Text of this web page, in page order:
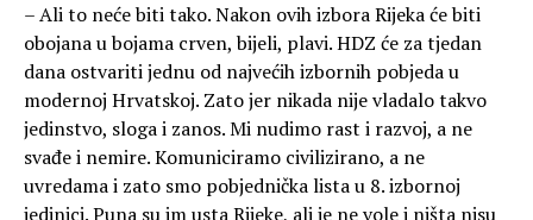
– Ali to neće biti tako. Nakon ovih izbora Rijeka će biti
obojana u bojama crven, bijeli, plavi. HDZ će za tjedan
dana ostvariti jednu od najvećih izbornih pobjeda u
modernoj Hrvatskoj. Zato jer nikada nije vladalo takvo
jedinstvo, sloga i zanos. Mi nudimo rast i razvoj, a ne
svađe i nemire. Komuniciramo civilizirano, a ne
uvredama i zato smo pobjednička lista u 8. izbornoj
jedinici. Puna su im usta Rijeke, ali je ne vole i ništa nisu